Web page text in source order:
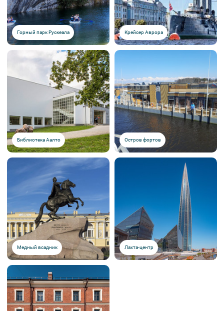
Горный парк Рускеала Крейсер Аврора
Библиотека Аалто Остров фортов
Медный всадник Лахта-центр